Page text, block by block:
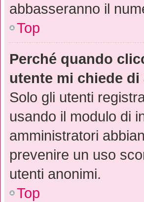
abbasseranno il
Top
Perché quando
utente mi chiede
Solo gli utenti
usando il modulo di
amministratori
prevenire un uso
utenti anonimi.
Top